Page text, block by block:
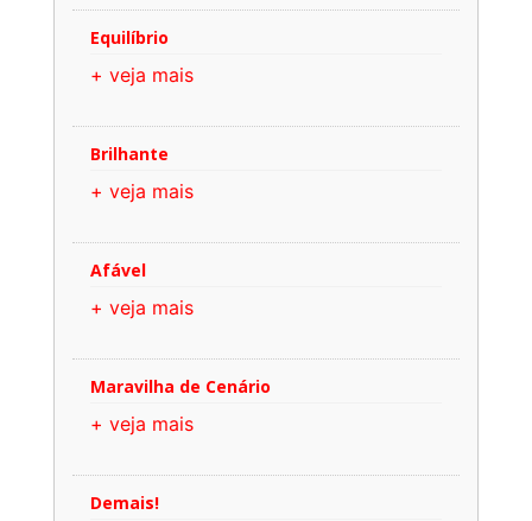
Equilíbrio
+ veja mais
Brilhante
+ veja mais
Afável
+ veja mais
Maravilha de Cenário
+ veja mais
Demais!